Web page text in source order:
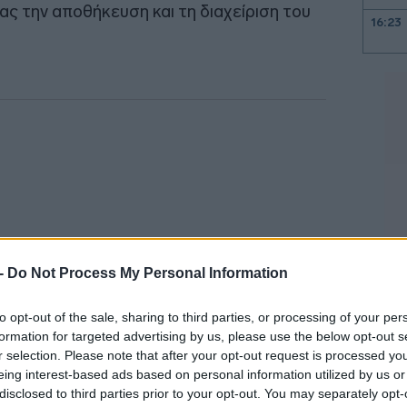
Do Not Process My Personal Information
opt-out of the sale, sharing to third parties, or processing of your
for targeted advertising by us, please use the below opt-out
selection. Please note that after your opt-out request is processed
interest-based ads based on personal information utilized by us
to third parties prior to your opt-out. You may separately
την αποθήκευση και τη διαχείριση του
πλέον θεωρητική, αλλά καθημερινή
του πλανήτη, συμπεριλαμβανομένης
16:23
16:03